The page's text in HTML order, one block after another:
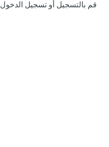
قم بالتسجيل أو تسجيل